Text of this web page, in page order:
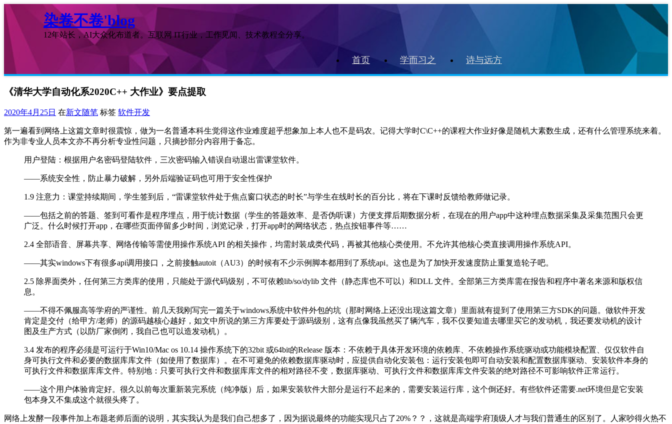
染卷不卷'blog
12年站长，AI大众化布道者。互联网 IT行业，工作见闻、技术教程全分享。
首页 学而习之 诗与远方
《清华大学自动化系2020C++ 大作业》要点提取
2020年4月25日 在新文随笔 标签 软件开发
第一遍看到网络上这篇文章时很震惊，做为一名普通本科生觉得这作业难度超乎想象加上本人也不是码农。记得大学时C\C++的课程大作业好像是随机大素数生成，还有什么管理系统来着。
作为非专业人员本文亦不再分析专业性问题，只摘抄部分内容用于备忘。
用户登陆：根据用户名密码登陆软件，三次密码输入错误自动退出雷课堂软件。
——系统安全性，防止暴力破解，另外后端验证码也可用于安全性保护
1.9 注意力：课堂持续期间，学生签到后，“雷课堂软件处于焦点窗口状态的时长”与学生在线时长的百分比，将在下课时反馈给教师做记录。
——包括之前的答题、签到可看作是程序埋点，用于统计数据（学生的答题效率、是否伪听课）方便支撑后期数据分析，在现在的用户app中这种埋点数据采集及采集范围只会更
广泛。什么时候打开app，在哪些页面停留多少时间，浏览记录，打开app时的网络状态，热点按钮事件等……
2.4 全部语音、屏幕共享、网络传输等需使用操作系统API 的相关操作，均需封装成类代码，再被其他核心类使用。不允许其他核心类直接调用操作系统API。
——其实windows下有很多api调用接口，之前接触autoit（AU3）的时候有不少示例脚本都用到了系统api。这也是为了加快开发速度防止重复造轮子吧。
2.5 除界面类外，任何第三方类库的使用，只能处于源代码级别，不可依赖lib/so/dylib 文件（静态库也不可以）和DLL 文件。全部第三方类库需在报告和程序中著名来源和版权信
息。
——不得不佩服高等学府的严谨性。前几天我刚写完一篇关于windows系统中软件外包的坑（那时网络上还没出现这篇文章）里面就有提到了使用第三方SDK的问题。做软件开发
肯定是交付（给甲方/老师）的源码越核心越好，如文中所说的第三方库要处于源码级别，这有点像我虽然买了辆汽车，我不仅要知道去哪里买它的发动机，我还要发动机的设计
图及生产方式（以防厂家倒闭，我自己也可以造发动机）。
3.4 发布的程序必须是可运行于Win10/Mac os 10.14 操作系统下的32bit 或64bit的Release 版本：不依赖于具体开发环境的依赖库、不依赖操作系统驱动或功能模块配置、仅仅软件自
身可执行文件和必要的数据库库文件（如使用了数据库）。在不可避免的依赖数据库驱动时，应提供自动化安装包：运行安装包即可自动安装和配置数据库驱动、安装软件本身的
可执行文件和数据库库文件。特别地：只要可执行文件和数据库库文件的相对路径不变，数据库驱动、可执行文件和数据库库文件安装的绝对路径不可影响软件正常运行。
——这个用户体验肯定好。很久以前每次重新装完系统（纯净版）后，如果安装软件大部分是运行不起来的，需要安装运行库，这个倒还好。有些软件还需要.net环境但是它安装
包本身又不集成这个就很头疼了。
网络上发酵一段事件加上布题老师后面的说明，其实我认为是我们自己想多了，因为据说最终的功能实现只占了20%？？，这就是高端学府顶级人才与我们普通生的区别了。人家吵得火热不